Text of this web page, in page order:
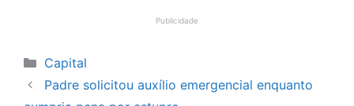
Publicidade
Categorias
Capital
Padre solicitou auxílio emergencial enquanto